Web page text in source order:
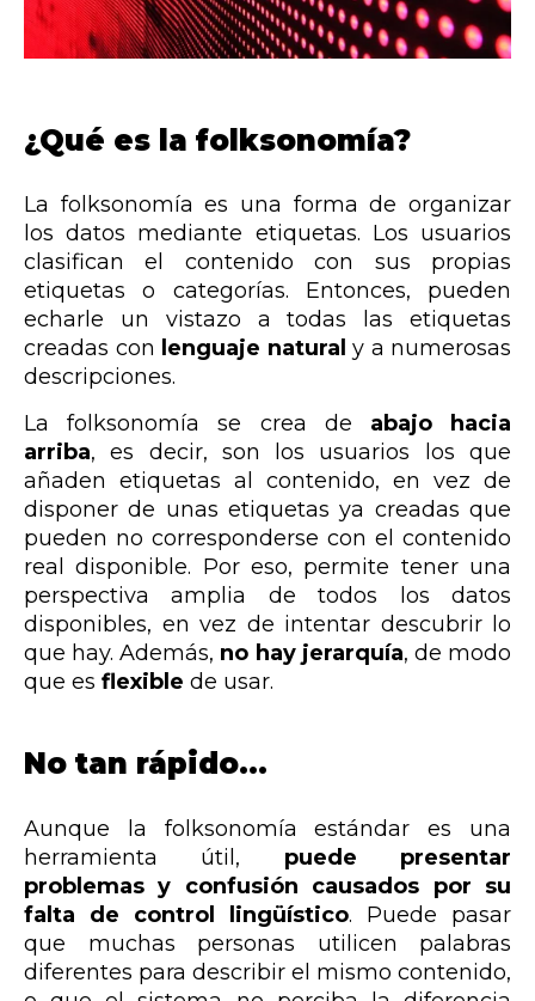
¿Qué es la folksonomía?
La folksonomía es una forma de organizar
los datos mediante etiquetas. Los usuarios
clasifican el contenido con sus propias
etiquetas o categorías. Entonces, pueden
echarle un vistazo a todas las etiquetas
creadas con lenguaje natural y a numerosas
descripciones.
La folksonomía se crea de abajo hacia
arriba, es decir, son los usuarios los que
añaden etiquetas al contenido, en vez de
disponer de unas etiquetas ya creadas que
pueden no corresponderse con el contenido
real disponible. Por eso, permite tener una
perspectiva amplia de todos los datos
disponibles, en vez de intentar descubrir lo
que hay. Además, no hay jerarquía, de modo
que es flexible de usar.
No tan rápido…
Aunque la folksonomía estándar es una
herramienta útil, puede presentar
problemas y confusión causados por su
falta de control lingüístico. Puede pasar
que muchas personas utilicen palabras
diferentes para describir el mismo contenido,